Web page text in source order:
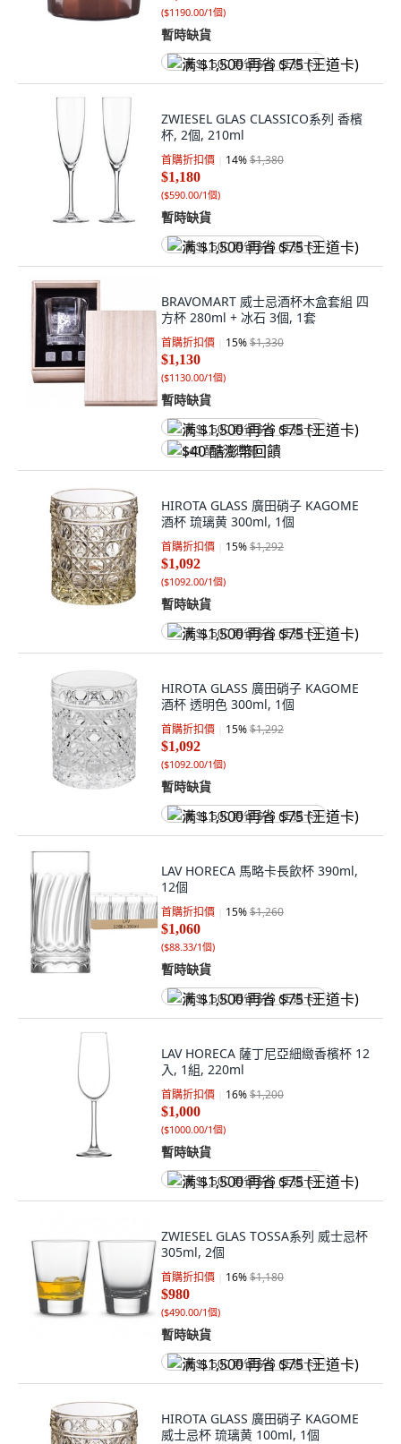
($1190.00/1個)
暫時缺貨
满 $1,500 再省 $75 (王道卡)
ZWIESEL GLAS CLASSICO系列 香檳
杯, 2個, 210ml
首購折扣價 14%$1,380
$1,180
($590.00/1個)
暫時缺貨
满 $1,500 再省 $75 (王道卡)
BRAVOMART 威士忌酒杯木盒套組 四
方杯 280ml + 冰石 3個, 1套
首購折扣價 15%$1,330
$1,130
($1130.00/1個)
暫時缺貨
满 $1,500 再省 $75 (王道卡)
$40 酷澎幣回饋
HIROTA GLASS 廣田硝子 KAGOME
酒杯 琉璃黄 300ml, 1個
首購折扣價 15%$1,292
$1,092
($1092.00/1個)
暫時缺貨
满 $1,500 再省 $75 (王道卡)
HIROTA GLASS 廣田硝子 KAGOME
酒杯 透明色 300ml, 1個
首購折扣價 15%$1,292
$1,092
($1092.00/1個)
暫時缺貨
满 $1,500 再省 $75 (王道卡)
LAV HORECA 馬略卡長飲杯 390ml,
12個
首購折扣價 15%$1,260
$1,060
($88.33/1個)
暫時缺貨
满 $1,500 再省 $75 (王道卡)
LAV HORECA 薩丁尼亞細緻香檳杯 12
入, 1組, 220ml
首購折扣價 16%$1,200
$1,000
($1000.00/1個)
暫時缺貨
满 $1,500 再省 $75 (王道卡)
ZWIESEL GLAS TOSSA系列 威士忌杯
305ml, 2個
首購折扣價 16%$1,180
$980
($490.00/1個)
暫時缺貨
满 $1,500 再省 $75 (王道卡)
HIROTA GLASS 廣田硝子 KAGOME
威士忌杯 琉璃黄 100ml, 1個